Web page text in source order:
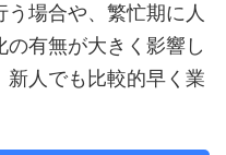
場合や、繁忙期に人
有無が大きく影響し
新人でも比較的早く業